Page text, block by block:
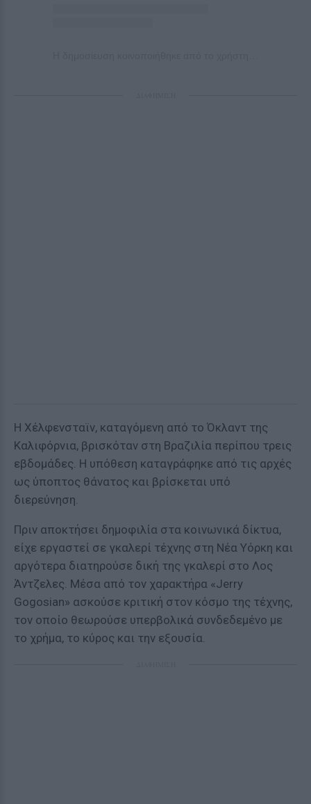
Η Χέλφενσταϊν, καταγόμενη από το Όκλαντ της
Καλιφόρνια, βρισκόταν στη Βραζιλία περίπου τρεις
εβδομάδες. Η υπόθεση καταγράφηκε από τις αρχές
ως ύποπτος θάνατος και βρίσκεται υπό
διερεύνηση.
Πριν αποκτήσει δημοφιλία στα κοινωνικά δίκτυα,
είχε εργαστεί σε γκαλερί τέχνης στη Νέα Υόρκη και
αργότερα διατηρούσε δική της γκαλερί στο Λος
Άντζελες. Μέσα από τον χαρακτήρα «Jerry
Gogosian» ασκούσε κριτική στον κόσμο της τέχνης,
τον οποίο θεωρούσε υπερβολικά συνδεδεμένο με
το χρήμα, το κύρος και την εξουσία.